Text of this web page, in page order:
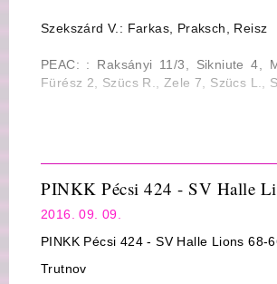
Szekszárd V.: Farkas, Praksch, Reisz
PEAC: : Raksányi 11/3, Sikniute 4,
Fürész 2, Szücs R., Zele 7, Szücs L.,
PINKK Pécsi 424 - SV Halle
2016. 09. 09.
PINKK Pécsi 424 - SV Halle Lions
Trutnov